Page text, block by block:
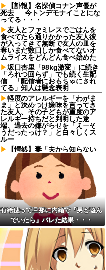
【訃報】名探偵コナン声優が
死去 → 今トンデモナイことにな
ってる・・・
友人とファミレスでごはんを
食べてたら通りかかった友人彼
が入ってきて無断で友人の皿を
奪いまだ数口しか食べてないオ
ムライスをどんどん食べ始めた
坂口杏里「98kg激変」に続き
「ろれつ回らず」でも続く生配
信…「配信者におもちゃにされ
てる」知人は懸念表明
軽度のアレルギーを「わがま
ま」と決めつけ嫌味を言ってき
た友人、その子どもが重度のア
レルギー持ちだと判明した途
端、過去の嫌がらせを「えーそ
うだったっけ？」と白々しくス
ルー
【愕然】妻「夫から知らない
シャンプーの匂いがする！変な
店に行ってるに違いな
い！！！」探偵「調べたとこ
ろ･･･」⇒結果ｗｗ
【愕然】妻「夫から知らない
シャンプーの匂いがする！変な
店に行ってるに違いな
い！！！」探偵「調べたとこ
ろ･･･」⇒結果ｗｗ
軽度のアレルギーを「わがま
ま」と決めつけ嫌味を言ってき
た友人、その子どもが重度のア
レルギー持ちだと判明した途
端、過去の嫌がらせを「えーそ
うだったっけ？」と白々しくス
ルー
有給使って旦那に内緒で『男と遊ん
でいたら』バレた結果・・・